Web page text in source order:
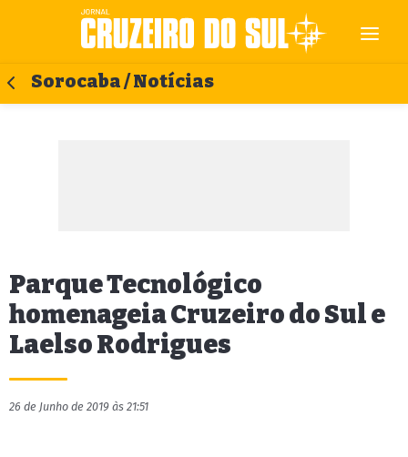
Sorocaba / Notícias
Parque Tecnológico
homenageia Cruzeiro do Sul e
Laelso Rodrigues
26 de Junho de 2019 às 21:51